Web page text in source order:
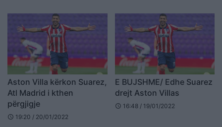
Aston Villa kërkon Suarez,
Atl Madrid i kthen
përgjigje
schedule 19:20 / 20/01/2022
E BUJSHME/ Edhe Suarez
drejt Aston Villas
schedule 16:48 / 19/01/2022